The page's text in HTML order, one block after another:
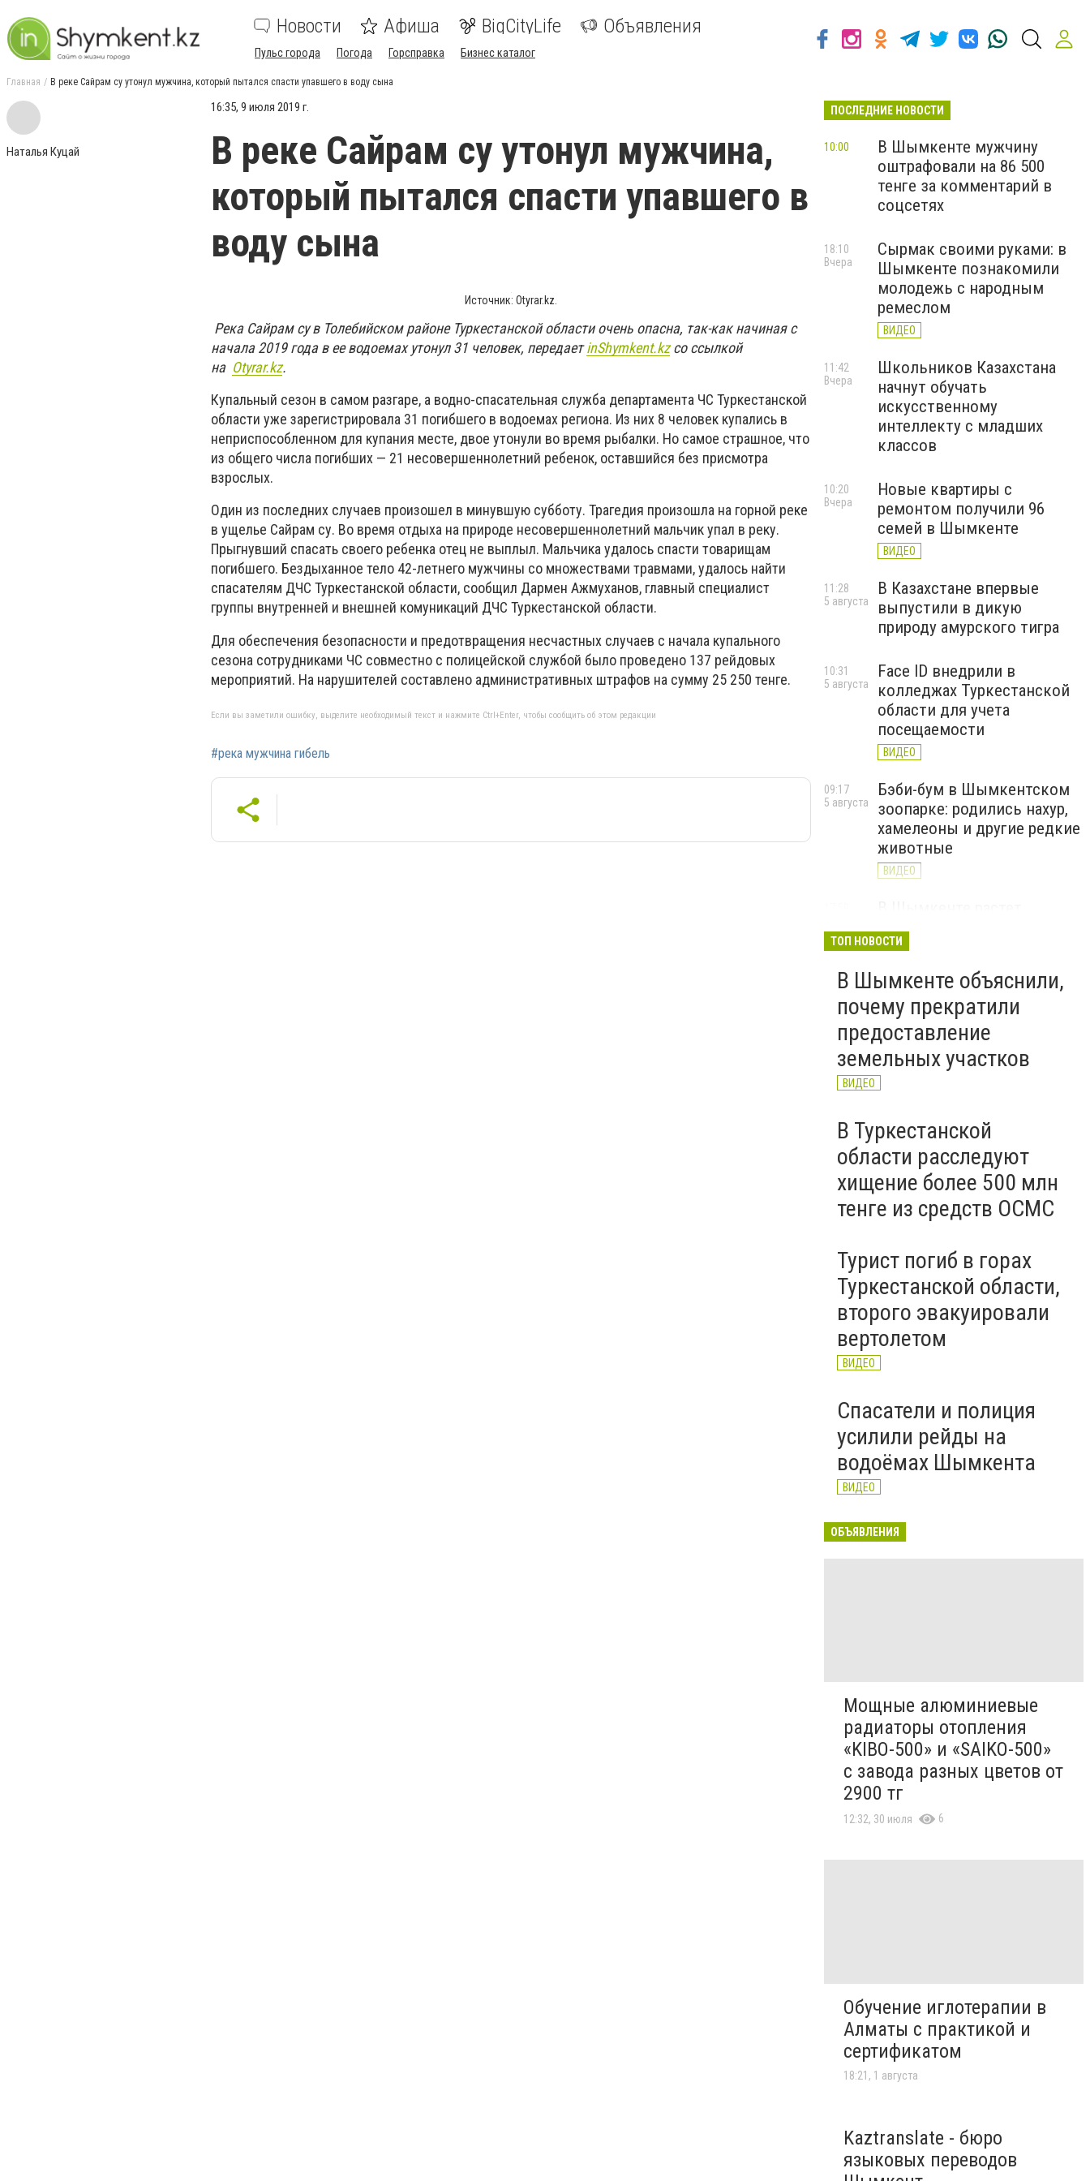
Новости Афиша BigCityLife Объявления
Пульс города Погода Горсправка Бизнес каталог
Главная В реке Сайрам су утонул мужчина, который пытался спасти упавшего в воду сына
Наталья Куцай
16:35, 9 июля 2019 г.
В реке Сайрам су утонул мужчина,
который пытался спасти упавшего в
воду сына
Источник: Оtyrar.kz.
Река Сайрам су в Толебийском районе Туркестанской области очень опасна, так-как начиная с
начала 2019 года в ее водоемах утонул 31 человек, передаетinShymkent.kzсо ссылкой
на Оtyrar.kz.
Купальный сезон в самом разгаре, а водно-спасательная служба департамента ЧС Туркестанской
области уже зарегистрировала 31 погибшего в водоемах региона. Из них 8 человек купались в
неприспособленном для купания месте, двое утонули во время рыбалки. Но самое страшное, что
из общего числа погибших — 21 несовершеннолетний ребенок, оставшийся без присмотра
взрослых.
Один из последних случаев произошел в минувшую субботу. Трагедия произошла на горной реке
в ущелье Сайрам су. Во время отдыха на природе несовершеннолетний мальчик упал в реку.
Прыгнувший спасать своего ребенка отец не выплыл. Мальчика удалось спасти товарищам
погибшего. Бездыханное тело 42-летнего мужчины со множествами травмами, удалось найти
спасателям ДЧС Туркестанской области, сообщил Дармен Ажмуханов, главный специалист
группы внутренней и внешней комуникаций ДЧС Туркестанской области.
Для обеспечения безопасности и предотвращения несчастных случаев с начала купального
сезона сотрудниками ЧС совместно с полицейской службой было проведено 137 рейдовых
мероприятий. На нарушителей составлено административных штрафов на сумму 25 250 тенге.
Если вы заметили ошибку, выделите необходимый текст и нажмите Ctrl+Enter, чтобы сообщить об этом редакции
#река мужчина гибель
ПОСЛЕДНИЕ НОВОСТИ
В Шымкенте мужчину
оштрафовали на 86 500
тенге за комментарий в
соцсетях
10:00
Сырмак своими руками: в
Шымкенте познакомили
молодежь с народным
ремеслом
ВИДЕО
18:10
Вчера
Школьников Казахстана
начнут обучать
искусственному
интеллекту с младших
классов
11:42
Вчера
Новые квартиры с
ремонтом получили 96
семей в Шымкенте
ВИДЕО
10:20
Вчера
В Казахстане впервые
выпустили в дикую
природу амурского тигра
11:28
5 августа
Face ID внедрили в
колледжах Туркестанской
области для учета
посещаемости
ВИДЕО
10:31
5 августа
Бэби-бум в Шымкентском
зоопарке: родились нахур,
хамелеоны и другие редкие
животные
ВИДЕО
09:17
5 августа
популярность воркаута:
спортсменов приглашают
ВИДЕО
ТОП НОВОСТИ
В Шымкенте объяснили,
почему прекратили
предоставление
земельных участков
ВИДЕО
В Туркестанской
области расследуют
хищение более 500 млн
тенге из средств ОСМС
Турист погиб в горах
Туркестанской области,
второго эвакуировали
вертолетом
ВИДЕО
Спасатели и полиция
усилили рейды на
водоёмах Шымкента
ВИДЕО
ОБЪЯВЛЕНИЯ
Мощные алюминиевые
радиаторы отопления
«KIBO-500» и «SAIKO-500»
с завода разных цветов от
2900 тг
12:32, 30 июля 6
Обучение иглотерапии в
Алматы с практикой и
сертификатом
18:21, 1 августа
Kaztranslate - бюро
языковых переводов